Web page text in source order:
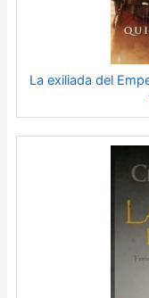
La exiliada del